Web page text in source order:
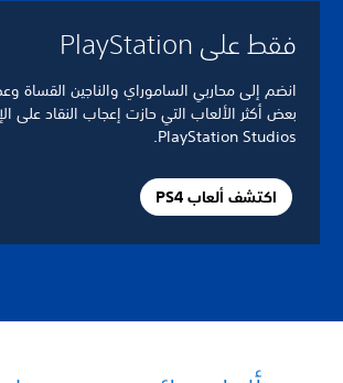
فقط على PlayStation
انضم إلى محاربي الساموراي والناجين القساة وعظماء
بعض أكثر الألعاب التي حازت إعجاب النقاد على
PlayStation Studios.
اكتشف ألعاب PS4